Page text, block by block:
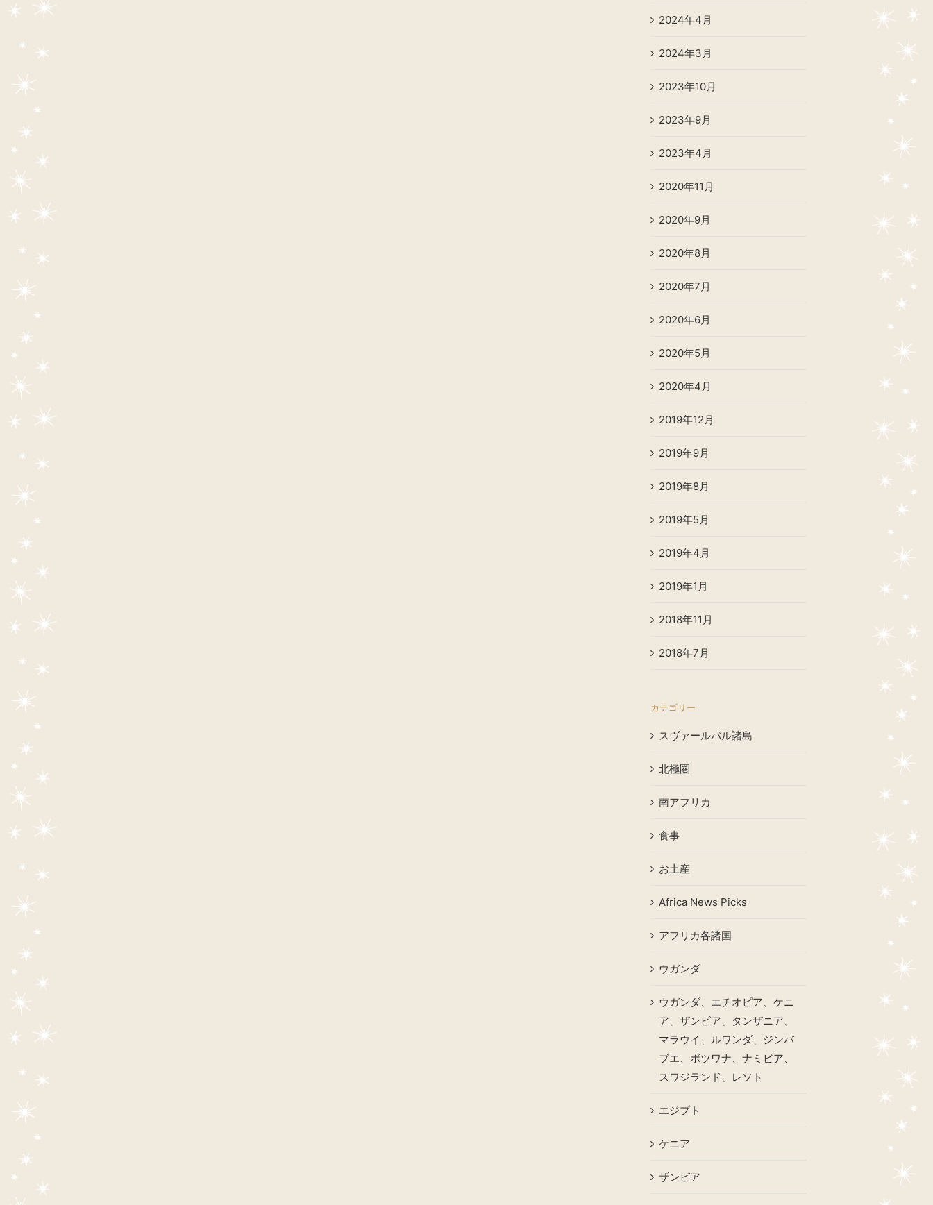
2024年4月
2024年3月
2023年10月
2023年9月
2023年4月
2020年11月
2020年9月
2020年8月
2020年7月
2020年6月
2020年5月
2020年4月
2019年12月
2019年9月
2019年8月
2019年5月
2019年4月
2019年1月
2018年11月
2018年7月
カテゴリー
スヴァールバル諸島
北極圏
南アフリカ
食事
お土産
Africa News Picks
アフリカ各諸国
ウガンダ
ウガンダ、エチオピア、ケニ
ア、ザンビア、タンザニア、
マラウイ、ルワンダ、ジンバ
ブエ、ボツワナ、ナミビア、
スワジランド、レソト
エジプト
ケニア
ザンビア